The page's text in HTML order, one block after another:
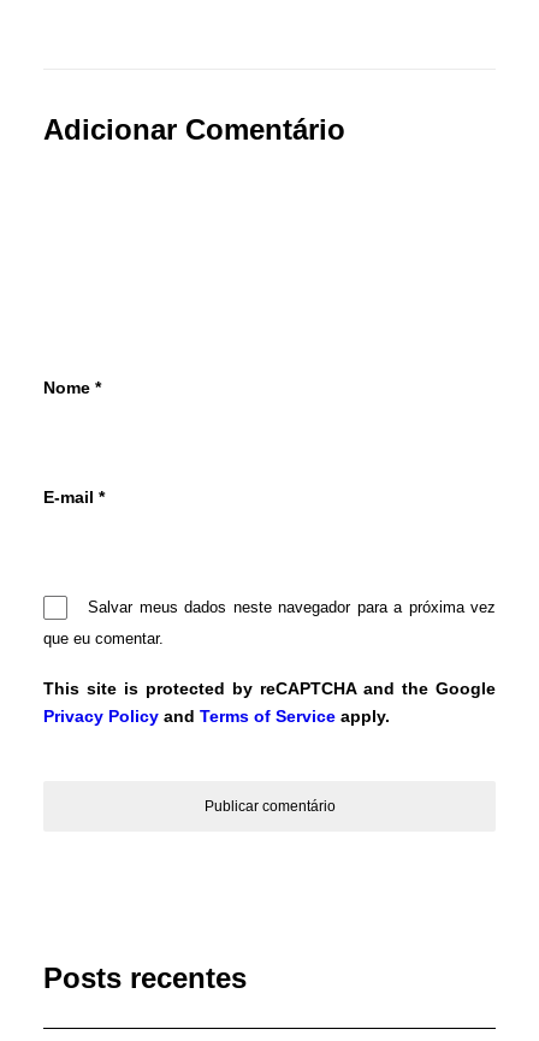
Adicionar Comentário
Nome *
E-mail *
Salvar meus dados neste navegador para a próxima vez
que eu comentar.
This site is protected by reCAPTCHA and the Google
Privacy Policy and Terms of Service apply.
Posts recentes